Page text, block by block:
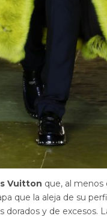
Vuitton que, al menos
que la aleja de su
dorados y de excesos.